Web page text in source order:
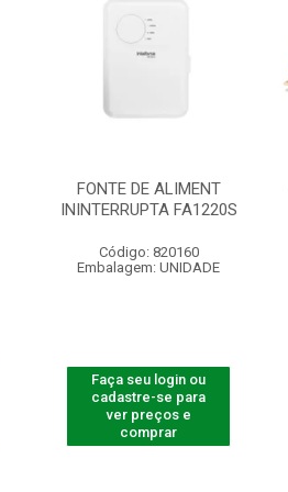
FONTE DE ALIMENT
ININTERRUPTA FA1220S
Código: 820160
Embalagem: UNIDADE
Faça seu login ou
cadastre-se para
ver preços e
comprar